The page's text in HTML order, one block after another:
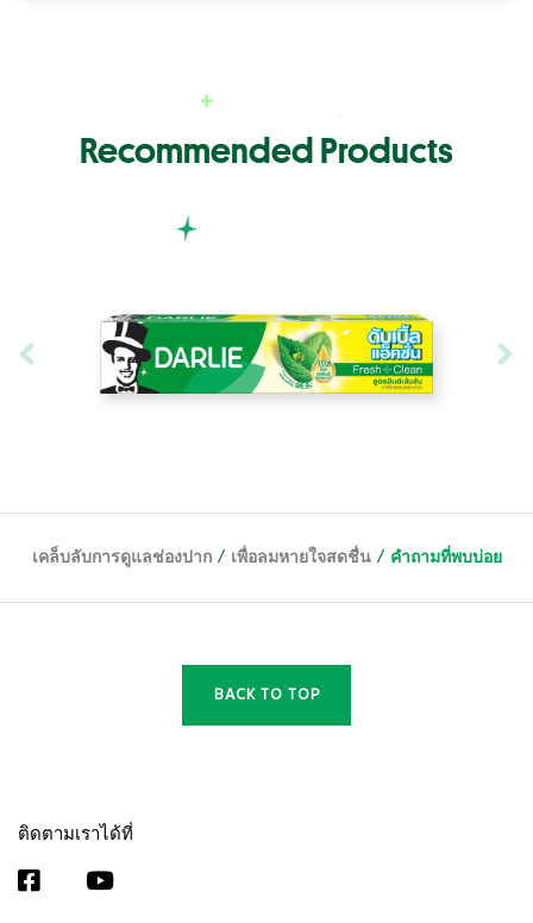
Recommended Products
เคล็บลับการดูแลช่องปาก / เพื่อลมหายใจสดชื่น / คำถามที่พบบ่อย
BACK TO TOP
ติดตามเราได้ที่